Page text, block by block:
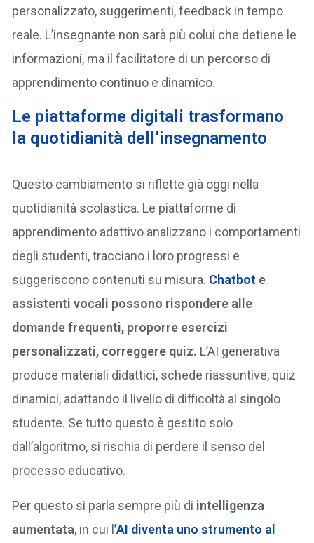
personalizzato, suggerimenti, feedback in tempo
reale. L’insegnante non sarà più colui che detiene le
informazioni, ma il facilitatore di un percorso di
apprendimento continuo e dinamico.
Le piattaforme digitali trasformano
la quotidianità dell’insegnamento
Questo cambiamento si riflette già oggi nella
quotidianità scolastica. Le piattaforme di
apprendimento adattivo analizzano i comportamenti
degli studenti, tracciano i loro progressi e
suggeriscono contenuti su misura. Chatbot e
assistenti vocali possono rispondere alle
domande frequenti, proporre esercizi
personalizzati, correggere quiz. L’AI generativa
produce materiali didattici, schede riassuntive, quiz
dinamici, adattando il livello di difficoltà al singolo
studente. Se tutto questo è gestito solo
dall’algoritmo, si rischia di perdere il senso del
processo educativo.
Per questo si parla sempre più di intelligenza
aumentata, in cui l’AI diventa uno strumento al